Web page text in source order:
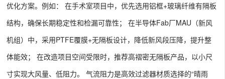
优化方案。例如： 在手术室项目中，优先选用铝框+玻璃纤维有隔板
结构，确保长期稳定性和检漏可靠性； 在半导体Fab厂MAU（新风
机组）中，采用PTFE覆膜+无隔板设计，降低新风段压降，提升整
体能效； 在改造项目空间受限时，推荐高褶密无隔板产品，以小尺
寸实现大风量、低阻力。 气流阻力是高效过滤器材质选择的“晴雨